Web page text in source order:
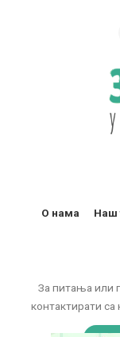
За питања или
контактирати са
О нама Наш